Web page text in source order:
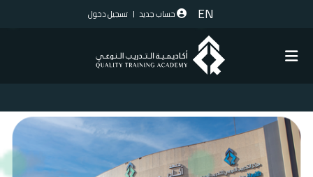
EN حساب جديد تسجيل دخول